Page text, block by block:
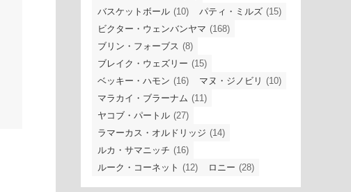
バスケットボール (10) パティ・ミルズ (15)
ビクター・ウェンバンヤマ (168)
ブリン・フォーブス (8)
ブレイク・ウェズリー (15)
ベッキー・ハモン (16) マヌ・ジノビリ (10)
マラカイ・ブラーナム (11)
ヤコブ・パートル (27)
ラマーカス・オルドリッジ (14)
ルカ・サマニッチ (16)
ルーク・コーネット (12) ロニー (28)